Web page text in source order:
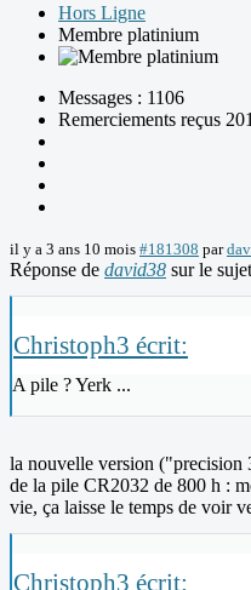
Hors Ligne
Membre platinium
Messages : 1106
Remerciements reçus 201
il y a 3 ans 10 mois #181308 par
Réponse de david38 sur le sujet
Christoph3 écrit:
A pile ? Yerk ...
la nouvelle version ("precision
de la pile CR2032 de 800 h :
vie, ça laisse le temps de voir
Christoph3 écrit: